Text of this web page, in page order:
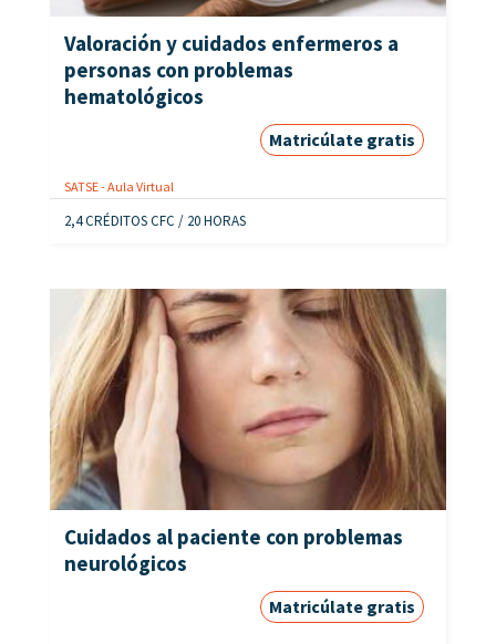
Valoración y cuidados enfermeros a
personas con problemas
hematológicos
Matricúlate gratis
SATSE - Aula Virtual
2,4 CRÉDITOS CFC / 20 HORAS
Cuidados al paciente con problemas
neurológicos
Matricúlate gratis